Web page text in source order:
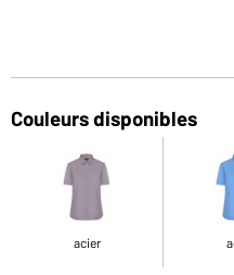
Couleurs disponibles
acier